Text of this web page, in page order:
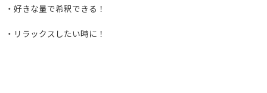
・好きな量で希釈できる！
・リラックスしたい時に！